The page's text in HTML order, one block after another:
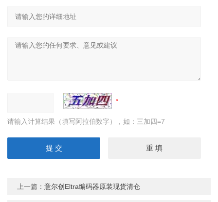
请输入计算结果（填写阿拉伯数字），如：三加四=7
上一篇：意尔创Eltra编码器原装现货清仓